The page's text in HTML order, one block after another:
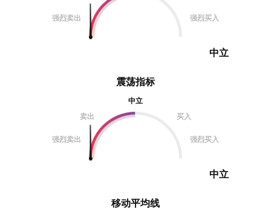
震荡指标
中立
卖出
买入
强烈卖出 强烈买入
中立
强烈卖出 强烈买入
中立
移动平均线